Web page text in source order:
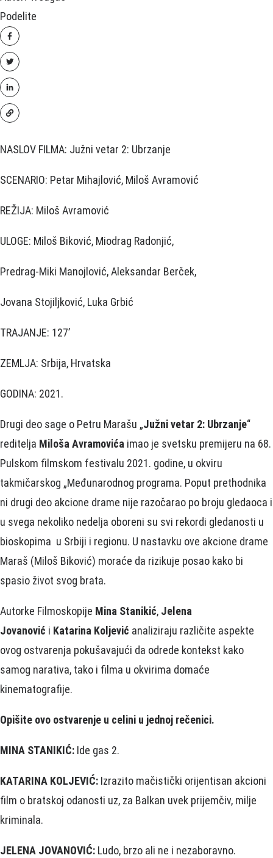
Podelite
NASLOV FILMA: Južni vetar 2: Ubrzanje
SCENARIO: Petar Mihajlović, Miloš Avramović
REŽIJA: Miloš Avramović
ULOGE: Miloš Biković, Miodrag Radonjić,
Predrag-Miki Manojlović, Aleksandar Berček,
Jovana Stojiljković, Luka Grbić
TRAJANJE: 127’
ZEMLJA: Srbija, Hrvatska
GODINA: 2021.
Drugi deo sage o Petru Marašu „Južni vetar 2: Ubrzanje“
reditelja Miloša Avramovića imao je svetsku premijeru na 68.
Pulskom filmskom festivalu 2021. godine, u okviru
takmičarskog „Međunarodnog programa. Poput prethodnika
ni drugi deo akcione drame nije razočarao po broju gledaoca i
u svega nekoliko nedelja oboreni su svi rekordi gledanosti u
bioskopima u Srbiji i regionu. U nastavku ove akcione drame
Maraš (Miloš Biković) moraće da rizikuje posao kako bi
spasio život svog brata.
Autorke Filmoskopije Mina Stanikić, Jelena
Jovanović i Katarina Koljević analiziraju različite aspekte
ovog ostvarenja pokušavajući da odrede kontekst kako
samog narativa, tako i filma u okvirima domaće
kinematografije.
Opišite ovo ostvarenje u celini u jednoj rečenici.
MINA STANIKIĆ: Ide gas 2.
KATARINA KOLJEVIĆ: Izrazito mačistički orijentisan akcioni
film o bratskoj odanosti uz, za Balkan uvek prijemčiv, milje
kriminala.
JELENA JOVANOVIĆ: Ludo, brzo ali ne i nezaboravno.